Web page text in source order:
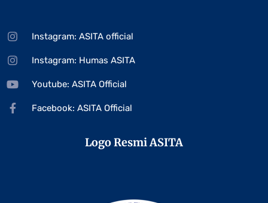
Instagram: ASITA official
Instagram: Humas ASITA
Youtube: ASITA Official
Facebook: ASITA Official
Logo Resmi ASITA